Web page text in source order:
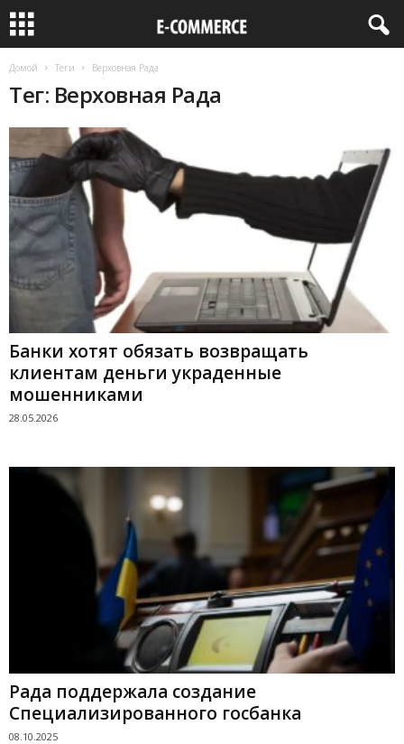
Домой Теги Верховная Рада
Тег: Верховная Рада
Банки хотят обязать возвращать
клиентам деньги украденные
мошенниками
28.05.2026
Рада поддержала создание
Специализированного госбанка
08.10.2025